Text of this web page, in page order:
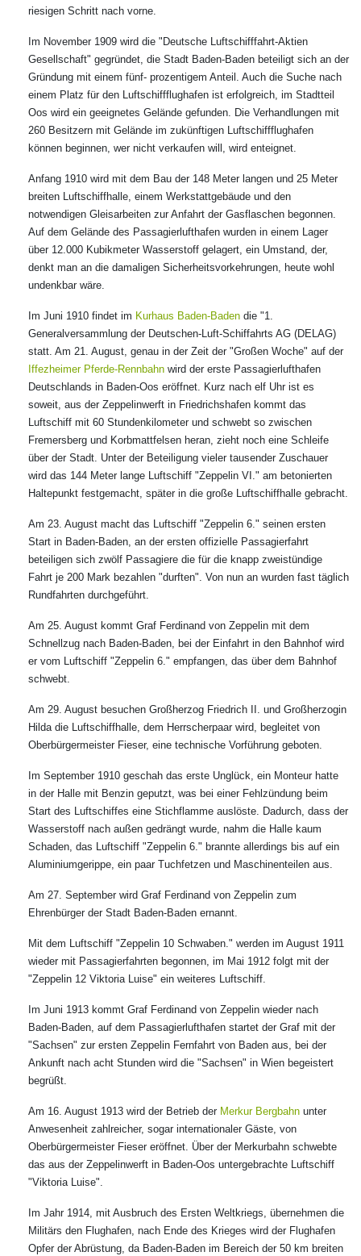
riesigen Schritt nach vorne.
Im November 1909 wird die "Deutsche Luftschifffahrt-Aktien
Gesellschaft" gegründet, die Stadt Baden-Baden beteiligt sich an der
Gründung mit einem fünf- prozentigem Anteil. Auch die Suche nach
einem Platz für den Luftschiffflughafen ist erfolgreich, im Stadtteil
Oos wird ein geeignetes Gelände gefunden. Die Verhandlungen mit
260 Besitzern mit Gelände im zukünftigen Luftschiffflughafen
können beginnen, wer nicht verkaufen will, wird enteignet.
Anfang 1910 wird mit dem Bau der 148 Meter langen und 25 Meter
breiten Luftschiffhalle, einem Werkstattgebäude und den
notwendigen Gleisarbeiten zur Anfahrt der Gasflaschen begonnen.
Auf dem Gelände des Passagierlufthafen wurden in einem Lager
über 12.000 Kubikmeter Wasserstoff gelagert, ein Umstand, der,
denkt man an die damaligen Sicherheitsvorkehrungen, heute wohl
undenkbar wäre.
Im Juni 1910 findet im Kurhaus Baden-Baden die "1.
Generalversammlung der Deutschen-Luft-Schiffahrts AG (DELAG)
statt. Am 21. August, genau in der Zeit der "Großen Woche" auf der
Iffezheimer Pferde-Rennbahn wird der erste Passagierlufthafen
Deutschlands in Baden-Oos eröffnet. Kurz nach elf Uhr ist es
soweit, aus der Zeppelinwerft in Friedrichshafen kommt das
Luftschiff mit 60 Stundenkilometer und schwebt so zwischen
Fremersberg und Korbmattfelsen heran, zieht noch eine Schleife
über der Stadt. Unter der Beteiligung vieler tausender Zuschauer
wird das 144 Meter lange Luftschiff "Zeppelin VI." am betonierten
Haltepunkt festgemacht, später in die große Luftschiffhalle gebracht.
Am 23. August macht das Luftschiff "Zeppelin 6." seinen ersten
Start in Baden-Baden, an der ersten offizielle Passagierfahrt
beteiligen sich zwölf Passagiere die für die knapp zweistündige
Fahrt je 200 Mark bezahlen "durften". Von nun an wurden fast täglich
Rundfahrten durchgeführt.
Am 25. August kommt Graf Ferdinand von Zeppelin mit dem
Schnellzug nach Baden-Baden, bei der Einfahrt in den Bahnhof wird
er vom Luftschiff "Zeppelin 6." empfangen, das über dem Bahnhof
schwebt.
Am 29. August besuchen Großherzog Friedrich II. und Großherzogin
Hilda die Luftschiffhalle, dem Herrscherpaar wird, begleitet von
Oberbürgermeister Fieser, eine technische Vorführung geboten.
Im September 1910 geschah das erste Unglück, ein Monteur hatte
in der Halle mit Benzin geputzt, was bei einer Fehlzündung beim
Start des Luftschiffes eine Stichflamme auslöste. Dadurch, dass der
Wasserstoff nach außen gedrängt wurde, nahm die Halle kaum
Schaden, das Luftschiff "Zeppelin 6." brannte allerdings bis auf ein
Aluminiumgerippe, ein paar Tuchfetzen und Maschinenteilen aus.
Am 27. September wird Graf Ferdinand von Zeppelin zum
Ehrenbürger der Stadt Baden-Baden ernannt.
Mit dem Luftschiff "Zeppelin 10 Schwaben." werden im August 1911
wieder mit Passagierfahrten begonnen, im Mai 1912 folgt mit der
"Zeppelin 12 Viktoria Luise" ein weiteres Luftschiff.
Im Juni 1913 kommt Graf Ferdinand von Zeppelin wieder nach
Baden-Baden, auf dem Passagierlufthafen startet der Graf mit der
"Sachsen" zur ersten Zeppelin Fernfahrt von Baden aus, bei der
Ankunft nach acht Stunden wird die "Sachsen" in Wien begeistert
begrüßt.
Am 16. August 1913 wird der Betrieb der Merkur Bergbahn unter
Anwesenheit zahlreicher, sogar internationaler Gäste, von
Oberbürgermeister Fieser eröffnet. Über der Merkurbahn schwebte
das aus der Zeppelinwerft in Baden-Oos untergebrachte Luftschiff
"Viktoria Luise".
Im Jahr 1914, mit Ausbruch des Ersten Weltkriegs, übernehmen die
Militärs den Flughafen, nach Ende des Krieges wird der Flughafen
Opfer der Abrüstung, da Baden-Baden im Bereich der 50 km breiten